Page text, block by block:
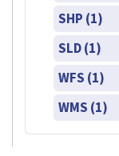
SHP (1)
SLD (1)
WFS (1)
WMS (1)